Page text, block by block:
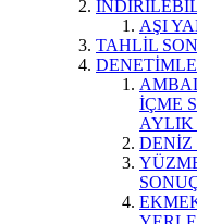
AŞI
TAHLİL
İÇME
AYLIK
DENİZ